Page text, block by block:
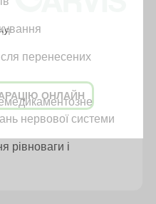
перенесених
нервової системи
рівноваги і
ОНЛАЙН